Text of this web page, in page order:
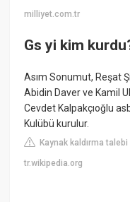
milliyet.com.tr
Gs yi kim
Asım Sonumut, Reşat
Abidin Daver ve Kamil
Cevdet Kalpakçıoğlu
Kulübü kurulur.
Kaynak kaldırma talebi
tr.wikipedia.org